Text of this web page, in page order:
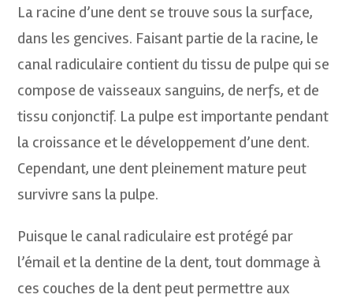
La racine d’une dent se trouve sous la surface,
dans les gencives. Faisant partie de la racine, le
canal radiculaire contient du tissu de pulpe qui se
compose de vaisseaux sanguins, de nerfs, et de
tissu conjonctif. La pulpe est importante pendant
la croissance et le développement d’une dent.
Cependant, une dent pleinement mature peut
survivre sans la pulpe.
Puisque le canal radiculaire est protégé par
l’émail et la dentine de la dent, tout dommage à
ces couches de la dent peut permettre aux